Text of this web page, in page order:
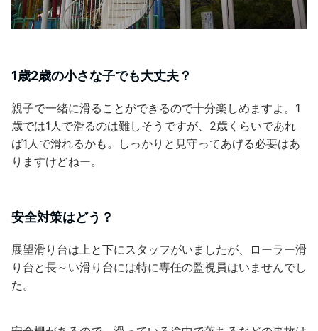
1歳2歳の小さな子でも大丈夫？
親子で一緒に滑ることができるので十分楽しめますよ。1
歳では1人で滑るのは難しそうですが、2歳くらいであれ
ば1人で滑れるかも。しっかりと見守ってあげる必要はあ
りますけどねー。
安全対策はどう？
展望滑り台は上と下にスタッフがいましたが、ローラー滑
り台と長～い滑り台には特に専任の監視員はいませんでし
た。